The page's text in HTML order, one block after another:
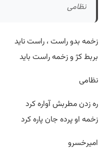
نظامی
زخمه بدو راست ، راست ناید
بربط کژ و زخمه راست باید
نظامی
ره زدن مطربش آواره کرد
زخمه او پرده جان پاره کرد
امیرخسرو